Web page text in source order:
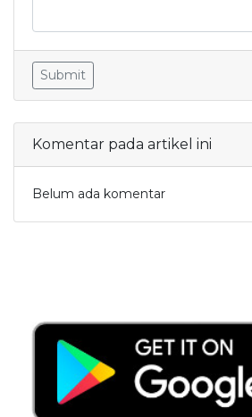
Submit
Komentar pada artikel ini
Belum ada komentar